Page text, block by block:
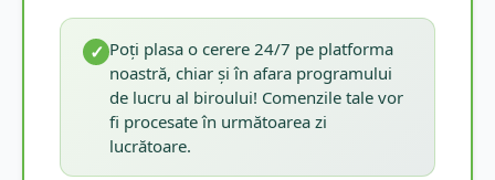
✓ Poți plasa o cerere 24/7 pe platforma
noastră, chiar și în afara programului
de lucru al biroului! Comenzile tale vor
fi procesate în următoarea zi
lucrătoare.